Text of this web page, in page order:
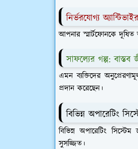
নির্ভরযোগ্য
আপনার স্মার্টফোনকে দূষিত
সাফল্যের গল্প: বাস্তব
এমন ব্যক্তিদের
প্রদান করেছেন।
বিভিন্ন অপারেটিং
বিভিন্ন অপারেটিং
সুসজ্জিত।